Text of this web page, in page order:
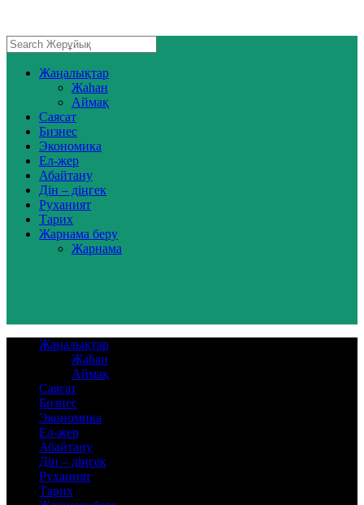
Жаңалықтар
Жаһан
Аймақ
Саясат
Бизнес
Экономика
Ел-жер
Абайтану
Дін – діңгек
Руханият
Тарих
Жарнама беру
Жарнама
Жаңалықтар
Жаһан
Аймақ
Саясат
Бизнес
Экономика
Ел-жер
Абайтану
Дін – діңгек
Руханият
Тарих